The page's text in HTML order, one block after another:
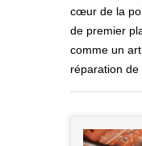
cœur de la
de premier
comme un
réparation de